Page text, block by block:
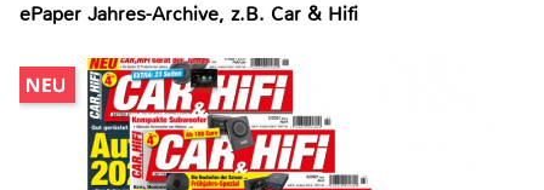
ePaper Jahres-Archive, z.B. Car & Hifi